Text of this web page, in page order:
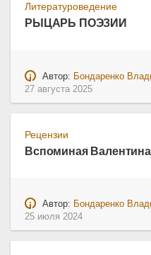
Литературоведение
РЫЦАРЬ ПОЭЗИИ
Автор: Бондаренко
27 августа 2025
Рецензии
Вспоминая
Автор: Бондаренко
25 июля 2024